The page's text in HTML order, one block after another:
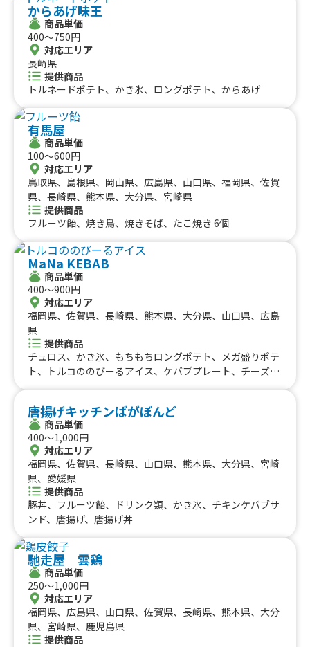
からあげ味王
商品単価
400〜750円
対応エリア
長崎県
提供商品
トルネードポテト、かき氷、ロングポテト、からあげ
有馬屋
商品単価
100〜600円
対応エリア
鳥取県、島根県、岡山県、広島県、山口県、福岡県、佐賀
県、長崎県、熊本県、大分県、宮崎県
提供商品
フルーツ飴、焼き鳥、焼きそば、たこ焼き 6個
MaNa KEBAB
商品単価
400〜900円
対応エリア
福岡県、佐賀県、長崎県、熊本県、大分県、山口県、広島
県
提供商品
チュロス、かき氷、もちもちロングポテト、メガ盛りポテ
ト、トルコののびーるアイス、ケバブプレート、チーズケ
唐揚げキッチンばがぼんど
商品単価
400〜1,000円
対応エリア
福岡県、佐賀県、長崎県、山口県、熊本県、大分県、宮崎
県、愛媛県
提供商品
豚丼、フルーツ飴、ドリンク類、かき氷、チキンケバブサ
ンド、唐揚げ、唐揚げ丼
馳走屋 雲鶏
商品単価
250〜1,000円
対応エリア
福岡県、広島県、山口県、佐賀県、長崎県、熊本県、大分
県、宮崎県、鹿児島県
提供商品